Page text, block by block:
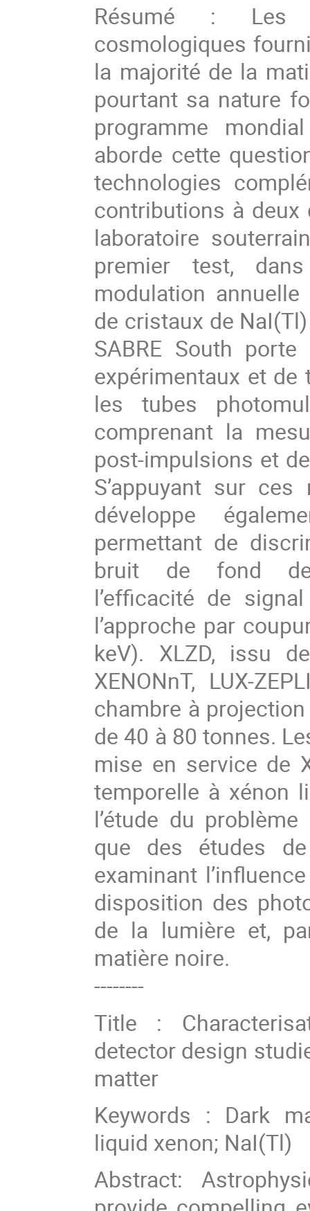
Résumé : Les
cosmologiques
la majorité de la
pourtant sa nature
programme
aborde cette
technologies
contributions à deux
laboratoire
premier test,
modulation annuelle
de cristaux de
SABRE South
expérimentaux et de
les tubes
comprenant la
post-impulsions et
S’appuyant sur
développe
permettant de
bruit de fond des
l’efficacité de
l’approche par
keV). XLZD, issu
XENONnT, LUX-
chambre à
de 40 à 80 tonnes.
mise en service de
temporelle à xénon
l’étude du
que des études
examinant
disposition des
de la lumière et,
matière noire.
--------
Title :
detector design
matter
Keywords : Dark
liquid xenon; NaI(Tl)
Abstract: